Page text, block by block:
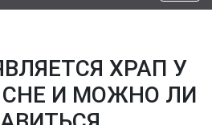
ХРАП У
СНЕ И МОЖНО ЛИ